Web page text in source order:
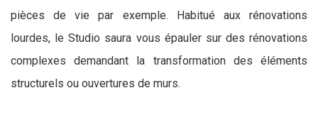
pièces de vie par exemple. Habitué aux rénovations
lourdes, le Studio saura vous épauler sur des rénovations
complexes demandant la transformation des éléments
structurels ou ouvertures de murs.